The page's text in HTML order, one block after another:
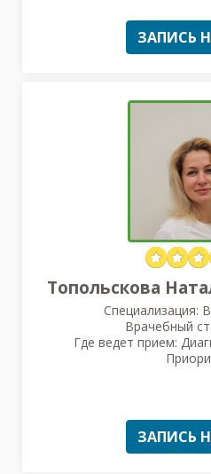
ЗАПИСЬ
Топольскова
Специализация:
Врачебный
Где ведет прием:
ЗАПИСЬ